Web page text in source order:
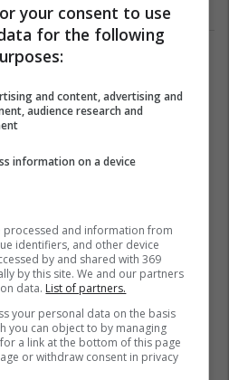
1
your consent to use
for the following
and content, advertising and
audience research and
information on a device
processed and information from
identifiers, and other device
by and shared with 369
by this site. We and our partners
data. List of partners.
your personal data on the basis
you can object to by managing
a link at the bottom of this page
or withdraw consent in privacy